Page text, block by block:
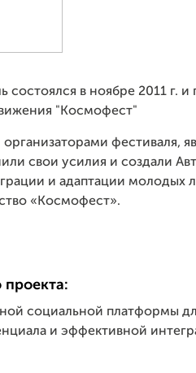
состоялся в ноябре 2011 г.
"Космофест"
фестиваля,
свои усилия и создали
и адаптации
«Космофест».
социальной платформы
и эффективной